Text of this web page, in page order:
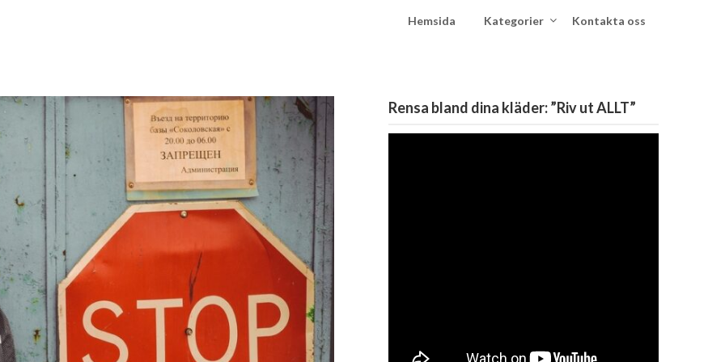
Hemsida Kategorier Kontakta oss
Rensa bland dina kläder: ”Riv ut ALLT”